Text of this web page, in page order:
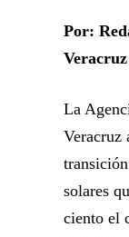
Por:
La
Veracruz
solares
ciento el